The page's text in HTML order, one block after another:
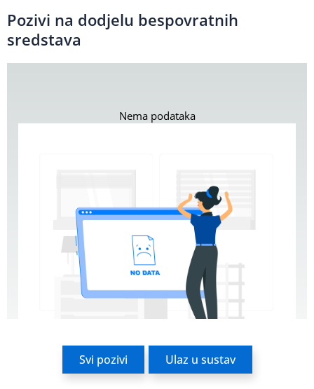
Pozivi na dodjelu bespovratnih
sredstava
Svi pozivi Ulaz u sustav